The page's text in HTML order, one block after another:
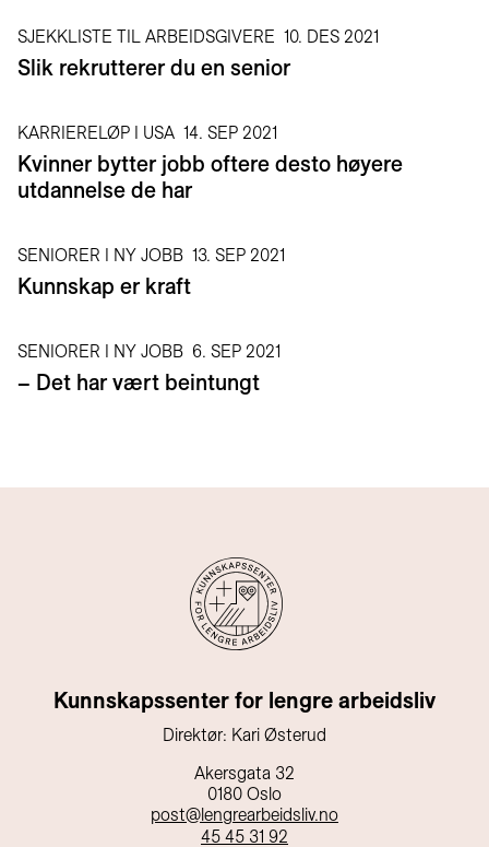
SJEKKLISTE TIL ARBEIDSGIVERE 10. DES 2021
Slik rekrutterer du en senior
KARRIERELØP I USA 14. SEP 2021
Kvinner bytter jobb oftere desto høyere
utdannelse de har
SENIORER I NY JOBB 13. SEP 2021
Kunnskap er kraft
SENIORER I NY JOBB 6. SEP 2021
– Det har vært beintungt
Kunnskapssenter for lengre arbeidsliv
Direktør: Kari Østerud
Akersgata 32
0180 Oslo
post@lengrearbeidsliv.no
45 45 31 92